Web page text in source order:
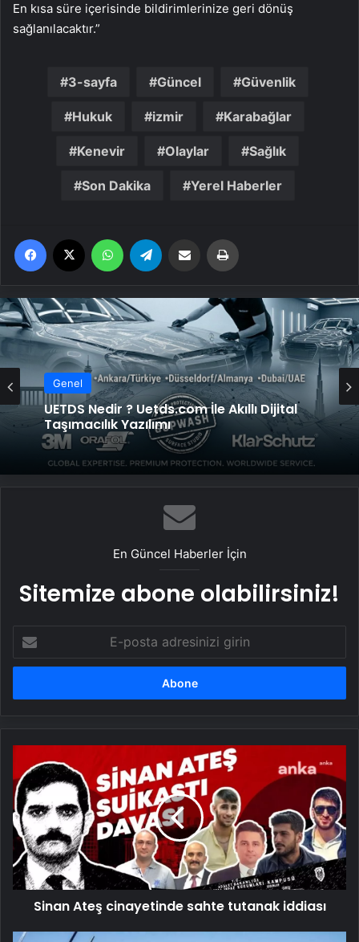
En kısa süre içerisinde bildirimlerinize geri dönüş
sağlanılacaktır.”
3-sayfa Güncel Güvenlik
Hukuk izmir Karabağlar
Kenevir Olaylar Sağlık
Son Dakika Yerel Haberler
Facebook WhatsApp Email'den paylaş
Genel
UETDS Nedir ? Uetds.com İle Akıllı Dijital
Taşımacılık Yazılımı
En Güncel Haberler İçin
Sitemize abone olabilirsiniz!
posta
adresinizi
Ateş
cinayetinde
sahte
tutanak
iddiası
Sinan Ateş cinayetinde sahte tutanak iddiası
Teğmenlerin